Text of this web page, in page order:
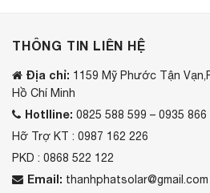
THÔNG TIN LIÊN HỆ
Địa chỉ: 1159 Mỹ Phước Tận
Hồ Chí Minh
Hotlline: 0825 588 599 – 0935 866
Hỡ Trợ KT : 0987 162 226
PKD : 0868 522 122
Email: thanhphatsolar@gmail.com